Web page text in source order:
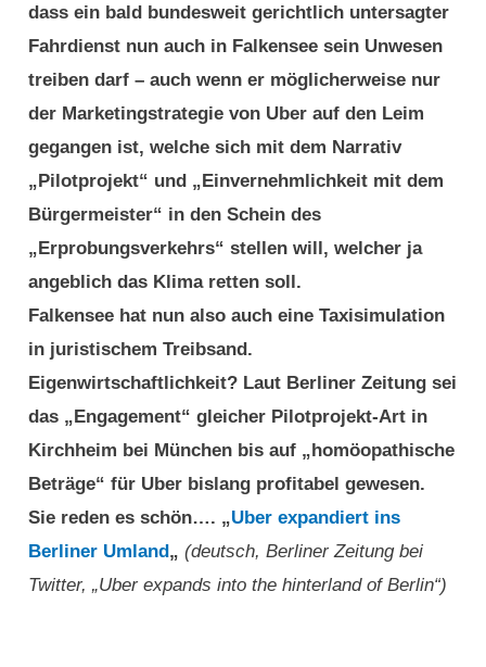
dass ein bald bundesweit gerichtlich untersagter
Fahrdienst nun auch in Falkensee sein Unwesen
treiben darf – auch wenn er möglicherweise nur
der Marketingstrategie von Uber auf den Leim
gegangen ist, welche sich mit dem Narrativ
„Pilotprojekt“ und „Einvernehmlichkeit mit dem
Bürgermeister“ in den Schein des
„Erprobungsverkehrs“ stellen will, welcher ja
angeblich das Klima retten soll.
Falkensee hat nun also auch eine Taxisimulation
in juristischem Treibsand.
Eigenwirtschaftlichkeit? Laut Berliner Zeitung sei
das „Engagement“ gleicher Pilotprojekt-Art in
Kirchheim bei München bis auf „homöopathische
Beträge“ für Uber bislang profitabel gewesen.
Sie reden es schön…. „Uber expandiert ins
Berliner Umland„ (deutsch, Berliner Zeitung bei
Twitter, „Uber expands into the hinterland of Berlin“)